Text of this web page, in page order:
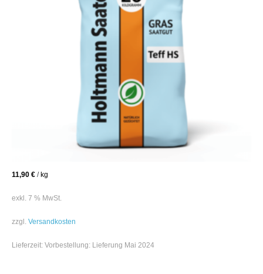
11,90 € /kg
exkl. 7 % MwSt.
zzgl. Versandkosten
Lieferzeit: Vorbestellung: Lieferung Mai 2024